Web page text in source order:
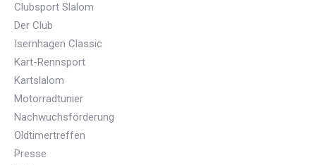
Clubsport Slalom
Der Club
Isernhagen Classic
Kart-Rennsport
Kartslalom
Motorradtunier
Nachwuchsförderung
Oldtimertreffen
Presse